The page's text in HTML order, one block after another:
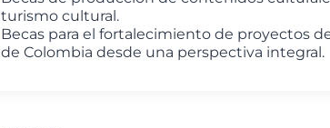
turismo cultural.
Becas para el fortalecimiento de proyectos
de Colombia desde una perspectiva integral.